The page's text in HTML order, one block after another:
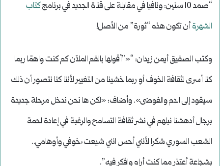
“صمد 10 سنين: ونافيا في مقابلة على قناة الجديد في برنامج
كتاب
الشهرة أن تكون هذه “ثورة” من الأصل!
وكتب الصفيق أيمن زيدان: “«”أقولها بالفم الملآن كم كنت واهمًا ربما
كنا أسرى لثقافة الخوف أو ربما خشينا من التغيير لأننا كنا نتصور أن ذلك
سيقود إلى الدم والفوضى». وأضاف: «لكن ها نحن ندخل مرحلة جديدة
برجال أدهشنا نبلهم في نشر ثقافة التسامح والرغبة في إعادة لحمة
الشعب السوري شكرا لأنني أحس انني شيعت ُ خوفي وأوهامي..
بشجاعة أعتذر مما كنت أراه وافكر فيه”.